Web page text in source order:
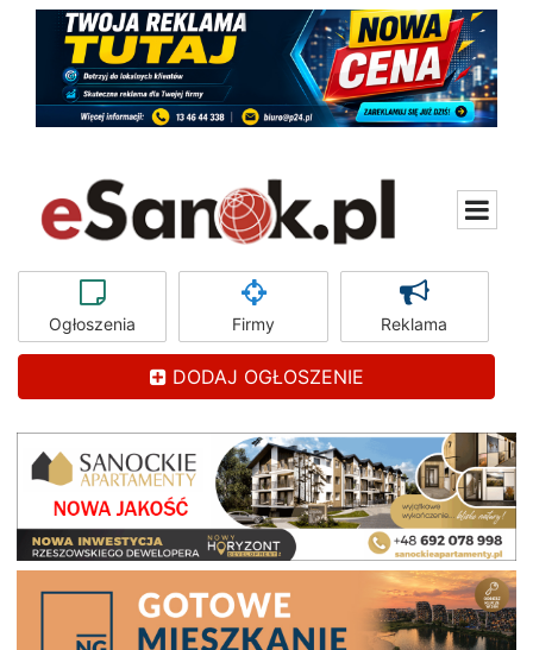
Ogłoszenia Firmy Reklama
DODAJ OGŁOSZENIE